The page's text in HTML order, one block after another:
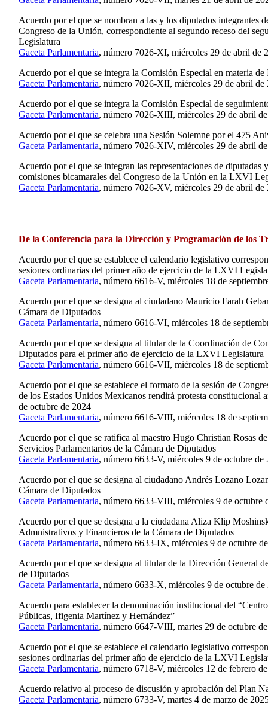
Acuerdo por el que se nombran a las y los diputados integrantes
Congreso de la Unión, correspondiente al segundo receso del
Legislatura
Gaceta Parlamentaria, número 7026-XI, miércoles 29 de abril de
Acuerdo por el que se integra la Comisión Especial en materia
Gaceta Parlamentaria, número 7026-XII, miércoles 29 de abril de
Acuerdo por el que se integra la Comisión Especial de
Gaceta Parlamentaria, número 7026-XIII, miércoles 29 de abril
Acuerdo por el que se celebra una Sesión Solemne por el 475
Gaceta Parlamentaria, número 7026-XIV, miércoles 29 de abril
Acuerdo por el que se integran las representaciones de diputadas
comisiones bicamarales del Congreso de la Unión en la LXVI
Gaceta Parlamentaria, número 7026-XV, miércoles 29 de abril de
De la Conferencia para la Dirección y Programación de los
Acuerdo por el que se establece el calendario legislativo
sesiones ordinarias del primer año de ejercicio de la LXVI
Gaceta Parlamentaria, número 6616-V, miércoles 18 de
Acuerdo por el que se designa al ciudadano Mauricio Farah
Cámara de Diputados
Gaceta Parlamentaria, número 6616-VI, miércoles 18 de
Acuerdo por el que se designa al titular de la Coordinación de
Diputados para el primer año de ejercicio de la LXVI Legislatura
Gaceta Parlamentaria, número 6616-VII, miércoles 18 de
Acuerdo por el que se establece el formato de la sesión de
de los Estados Unidos Mexicanos rendirá protesta constitucional
de octubre de 2024
Gaceta Parlamentaria, número 6616-VIII, miércoles 18 de
Acuerdo por el que se ratifica al maestro Hugo Christian Rosas
Servicios Parlamentarios de la Cámara de Diputados
Gaceta Parlamentaria, número 6633-V, miércoles 9 de octubre de
Acuerdo por el que se designa al ciudadano Andrés Lozano
Cámara de Diputados
Gaceta Parlamentaria, número 6633-VIII, miércoles 9 de octubre
Acuerdo por el que se designa a la ciudadana Aliza Klip
Admnistrativos y Financieros de la Cámara de Diputados
Gaceta Parlamentaria, número 6633-IX, miércoles 9 de octubre
Acuerdo por el que se designa al titular de la Dirección General
de Diputados
Gaceta Parlamentaria, número 6633-X, miércoles 9 de octubre de
Acuerdo para establecer la denominación institucional del
Públicas, Ifigenia Martínez y Hernández”
Gaceta Parlamentaria, número 6647-VIII, martes 29 de octubre
Acuerdo por el que se establece el calendario legislativo
sesiones ordinarias del primer año de ejercicio de la LXVI
Gaceta Parlamentaria, número 6718-V, miércoles 12 de febrero
Acuerdo relativo al proceso de discusión y aprobación del Plan
Gaceta Parlamentaria, número 6733-V, martes 4 de marzo de